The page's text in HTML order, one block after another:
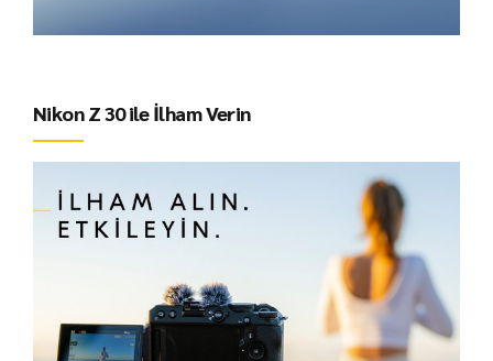
Nikon Z 30 ile İlham Verin